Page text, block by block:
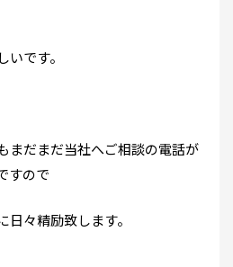
です。
まだまだ当社へご相談の電話が
すので
々精励致します。